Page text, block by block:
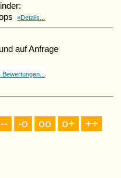
»Details...
auf Anfrage